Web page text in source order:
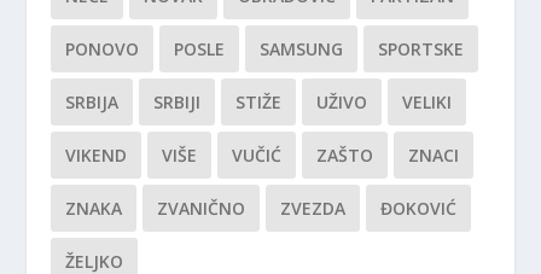
PONOVO POSLE SAMSUNG SPORTSKE
SRBIJA SRBIJI STIŽE UŽIVO VELIKI
VIKEND VIŠE VUČIĆ ZAŠTO ZNACI
ZNAKA ZVANIČNO ZVEZDA ĐOKOVIĆ
ŽELJKO